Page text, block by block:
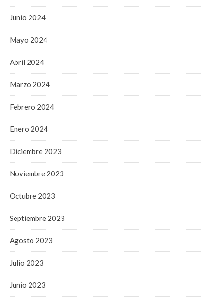
Junio 2024
Mayo 2024
Abril 2024
Marzo 2024
Febrero 2024
Enero 2024
Diciembre 2023
Noviembre 2023
Octubre 2023
Septiembre 2023
Agosto 2023
Julio 2023
Junio 2023